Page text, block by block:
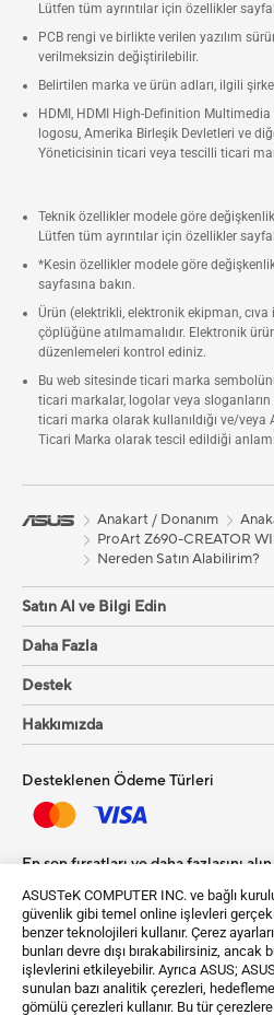
ASUSTeK COMPUTER INC. ve bağlı
güvenlik gibi temel online işlevleri
benzer teknolojileri kullanır. Çerez
bunları devre dışı bırakabilirsiniz,
işlevlerini etkileyebilir. Ayrıca ASUS;
sunulan bazı analitik çerezleri,
gömülü çerezleri kullanır. Bu tür
Lütfen tüm ayrıntılar için özellikler
PCB rengi ve birlikte verilen yazılım
verilmeksizin değiştirilebilir.
Belirtilen marka ve ürün adları, ilgili
HDMI, HDMI High-Definition Multimedia
logosu, Amerika Birleşik Devletleri ve
Yöneticisinin ticari veya tescilli ticari
Teknik özellikler modele göre
Lütfen tüm ayrıntılar için özellikler
*Kesin özellikler modele göre
sayfasına bakın.
Ürün (elektrikli, elektronik ekipman,
çöplüğüne atılmamalıdır. Elektronik
düzenlemeleri kontrol ediniz.
Bu web sitesinde ticari marka
ticari markalar, logolar veya
ticari marka olarak kullanıldığı ve/
Ticari Marka olarak tescil edildiği
Anakart / Donanım
ProArt Z690-CREATOR
Nereden Satın Alabilirim?
Satın Al ve Bilgi Edin
Daha Fazla
Destek
Hakkımızda
Desteklenen Ödeme Türleri
En son fırsatları ve daha fazlasını alın